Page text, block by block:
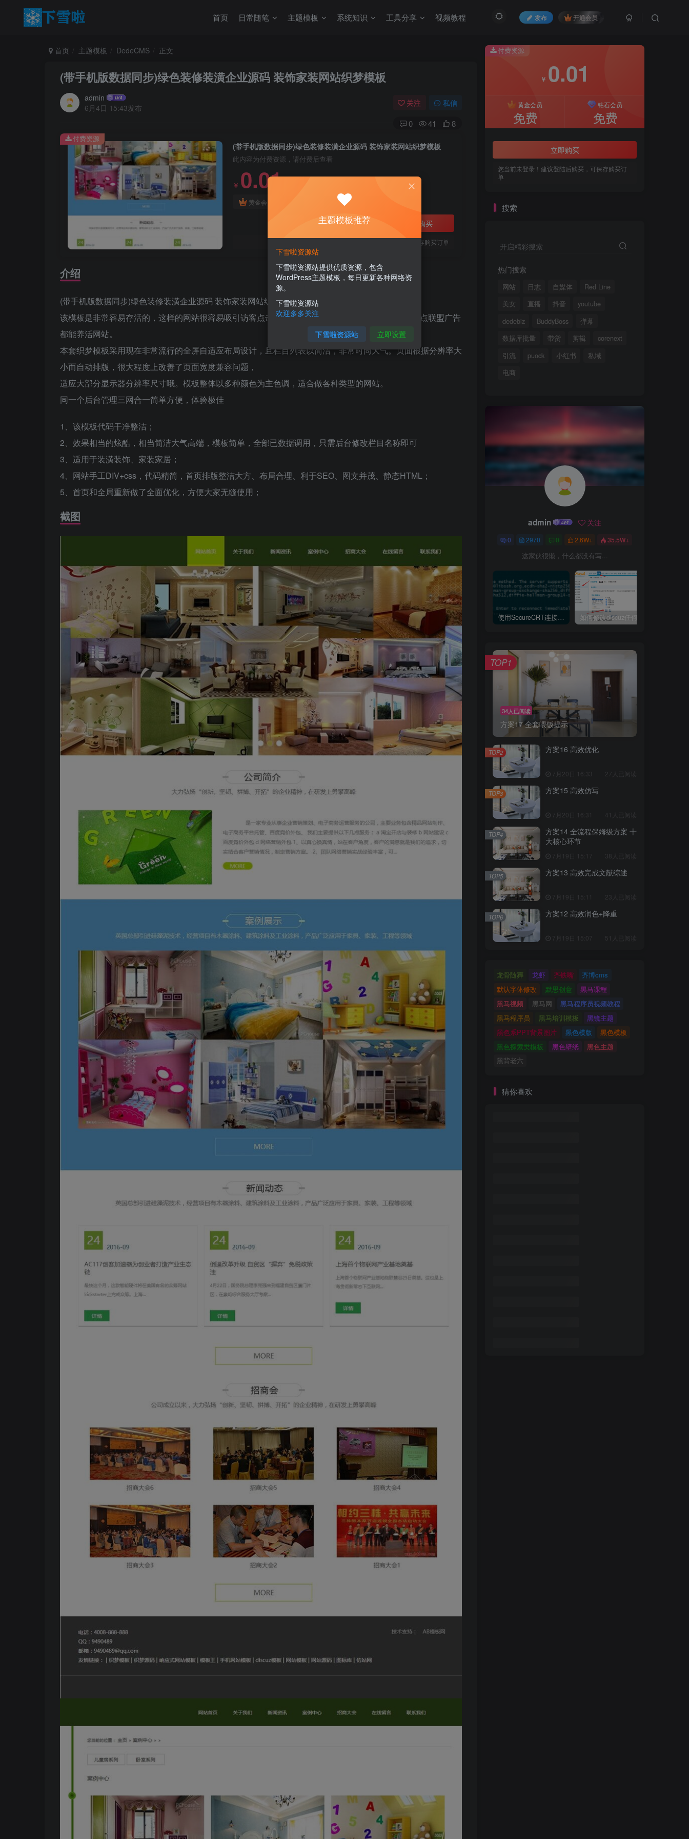
发布 开通会员
首页 日常随笔 主题模板 系统知识 工具分享 视频教程
首页 主题模板 DedeCMS 正文
(带手机版数据同步)绿色装修装潢企业源码 装饰家装网站织梦模板
admin
6月4日 15:43发布
关注 私信
0 41 8
(带手机版数据同步)绿色装修装潢企业源码 装饰家装网站织梦模板
此内容为付费资源，请付费后查看
￥ 0.01
黄金会员 免费
立即购买
您当前未登录！建议登陆后购买，可保存购买订单
付费资源
介绍
(带手机版数据同步)绿色装修装潢企业源码 装饰家装网站织梦模板
该模板是非常容易存活的，这样的网站很容易吸引访客点击，提升ip流量和pv是非常有利的，随便挂点联盟广告
都能养活网站。
本套织梦模板采用现在非常流行的全屏自适应布局设计，且栏目列表以简洁，非常时尚大气。页面根据分辨率大
小而自动排版，很大程度上改善了页面宽度兼容问题，
适应大部分显示器分辨率尺寸哦。模板整体以多种颜色为主色调，适合做各种类型的网站。
同一个后台管理三网合一简单方便，体验极佳
1、该模板代码干净整洁；
2、效果相当的炫酷，相当简洁大气高端，模板简单，全部已数据调用，只需后台修改栏目名称即可
3、适用于装潢装饰、家装家居；
4、网站手工DIV+css，代码精简，首页排版整洁大方、布局合理、利于SEO、图文并茂、静态HTML；
5、首页和全局重新做了全面优化，方便大家无缝使用；
截图
付费资源
￥ 0.01
黄金会员
免费
钻石会员
免费
立即购买
您当前未登录！建议登陆后购买，可保存购买订
单
搜索
开启精彩搜索
热门搜索
网站 日志 自媒体
Red Line
美女
直播 抖音
youtube
dedebiz
BuddyBoss
弹幕
数据库批量
带货 剪辑
corenext
引流
puock 小红书
私域
电商
admin 关注
0 2970 0 2.6W+ 35.5W+
这家伙很懒，什么都没有写...
使用SecureCRT连接Ubuntu20.04报错：Key exchange failed. No compatible key exchange method.
34人已阅读
方案17 全套喂饭提示
TOP1
方案16 高效优化
7月20日 16:33 27人已阅读
TOP2
方案15 高效仿写
7月20日 16:31 41人已阅读
TOP3
方案14 全流程保姆级方案 十
大核心环节
7月19日 15:17 38人已阅读
TOP4
方案13 高效完成文献综述
7月19日 15:11 23人已阅读
TOP5
方案12 高效润色+降重
7月19日 15:07 51人已阅读
TOP6
龙骨随葬 龙虾 齐铁嘴
齐博cms
默认字体修改
默思创意
黑马课程
黑马视频
黑马网
黑马程序员视频教程
黑马程序员
黑马培训模板
黑镜主题
黑色系PPT背景图片
黑色模版
黑色模板
黑色探索类模板
黑色壁纸
黑色主题
黑背老六
猜你喜欢
主题模板推荐
下雪啦资源站
下雪啦资源站提供优质资源，包含
WordPress主题模板，每日更新各种网络资
源。
下雪啦资源站
欢迎多多关注
下雪啦资源站 立即设置